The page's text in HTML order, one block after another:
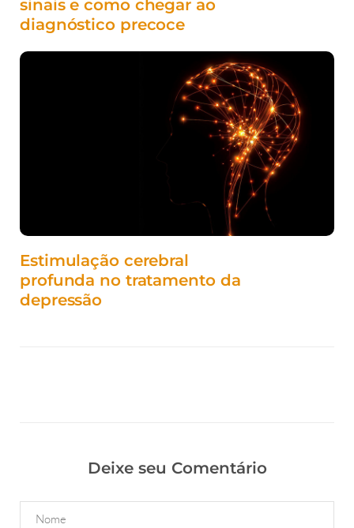
sinais e como chegar ao
diagnóstico precoce
Estimulação cerebral
profunda no tratamento da
depressão
Deixe seu Comentário